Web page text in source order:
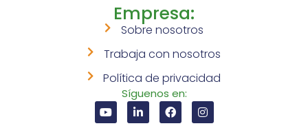
Empresa:
Sobre nosotros
Trabaja con nosotros
Política de privacidad
Síguenos en: